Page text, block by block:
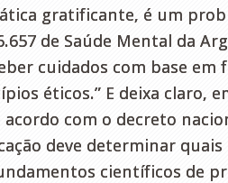
gratificante, é um
de Saúde Mental da
cuidados com base
éticos.” E deixa claro,
com o decreto
deve determinar quais
científicos de